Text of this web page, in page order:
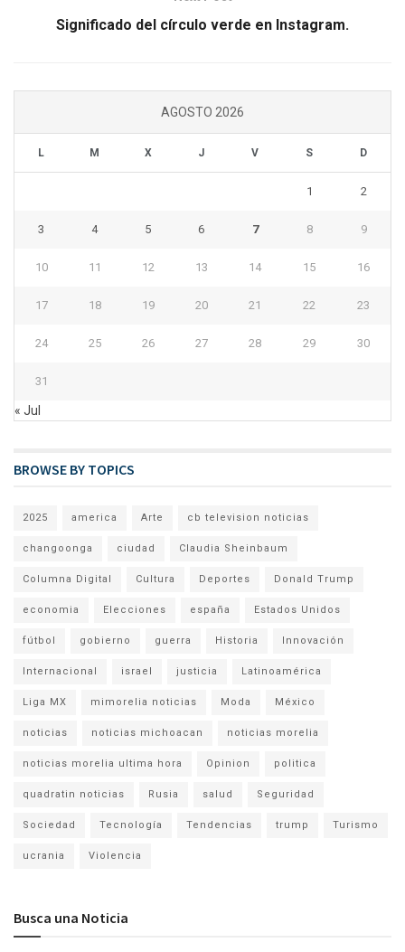
Significado del círculo verde en Instagram.
AGOSTO 2026
L M X J V S D
1 2
3 4 5 6 7 8 9
10 11 12 13 14 15 16
17 18 19 20 21 22 23
24 25 26 27 28 29 30
31
« Jul
BROWSE BY TOPICS
2025 america Arte cb television noticias
changoonga ciudad Claudia Sheinbaum
Columna Digital Cultura Deportes Donald Trump
economia Elecciones españa Estados Unidos
fútbol gobierno guerra Historia Innovación
Internacional israel justicia Latinoamérica
Liga MX mimorelia noticias Moda México
noticias noticias michoacan noticias morelia
noticias morelia ultima hora Opinion politica
quadratin noticias Rusia salud Seguridad
Sociedad Tecnología Tendencias trump Turismo
ucrania Violencia
Busca una Noticia